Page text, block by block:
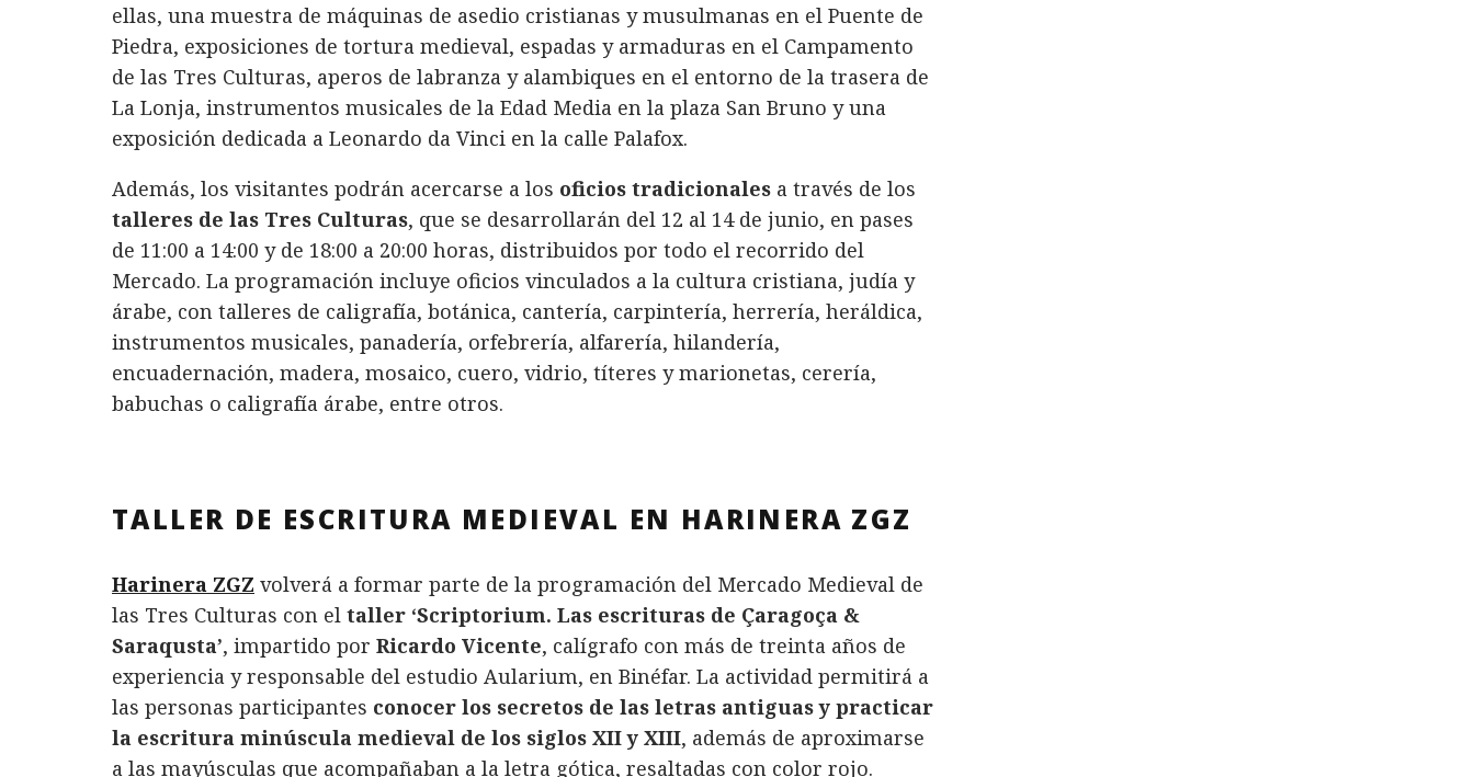
ellas, una muestra de máquinas de asedio cristianas y musulmanas en el Puente de
Piedra, exposiciones de tortura medieval, espadas y armaduras en el Campamento
de las Tres Culturas, aperos de labranza y alambiques en el entorno de la trasera de
La Lonja, instrumentos musicales de la Edad Media en la plaza San Bruno y una
exposición dedicada a Leonardo da Vinci en la calle Palafox.
Además, los visitantes podrán acercarse a los oficios tradicionales a través de los
talleres de las Tres Culturas, que se desarrollarán del 12 al 14 de junio, en pases
de 11:00 a 14:00 y de 18:00 a 20:00 horas, distribuidos por todo el recorrido del
Mercado. La programación incluye oficios vinculados a la cultura cristiana, judía y
árabe, con talleres de caligrafía, botánica, cantería, carpintería, herrería, heráldica,
instrumentos musicales, panadería, orfebrería, alfarería, hilandería,
encuadernación, madera, mosaico, cuero, vidrio, títeres y marionetas, cerería,
babuchas o caligrafía árabe, entre otros.
TALLER DE ESCRITURA MEDIEVAL EN HARINERA ZGZ
Harinera ZGZ volverá a formar parte de la programación del Mercado Medieval de
las Tres Culturas con el taller ‘Scriptorium. Las escrituras de Çaragoça &
Saraqusta’, impartido por Ricardo Vicente, calígrafo con más de treinta años de
experiencia y responsable del estudio Aularium, en Binéfar. La actividad permitirá a
las personas participantes conocer los secretos de las letras antiguas y practicar
la escritura minúscula medieval de los siglos XII y XIII, además de aproximarse
a las mayúsculas que acompañaban a la letra gótica, resaltadas con color rojo.